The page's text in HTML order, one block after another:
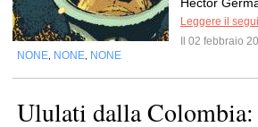
Leggere il
Il 02 febbraio
NONE NONE NONE
Ululati dalla